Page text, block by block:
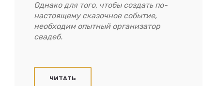
Однако для того, чтобы создать по-
настоящему сказочное событие,
необходим опытный организатор
свадеб.
ЧИТАТЬ